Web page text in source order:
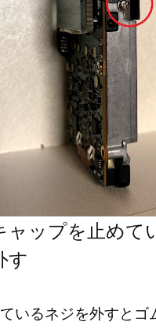
ャップを止めて
す
いるネジを外すとゴ